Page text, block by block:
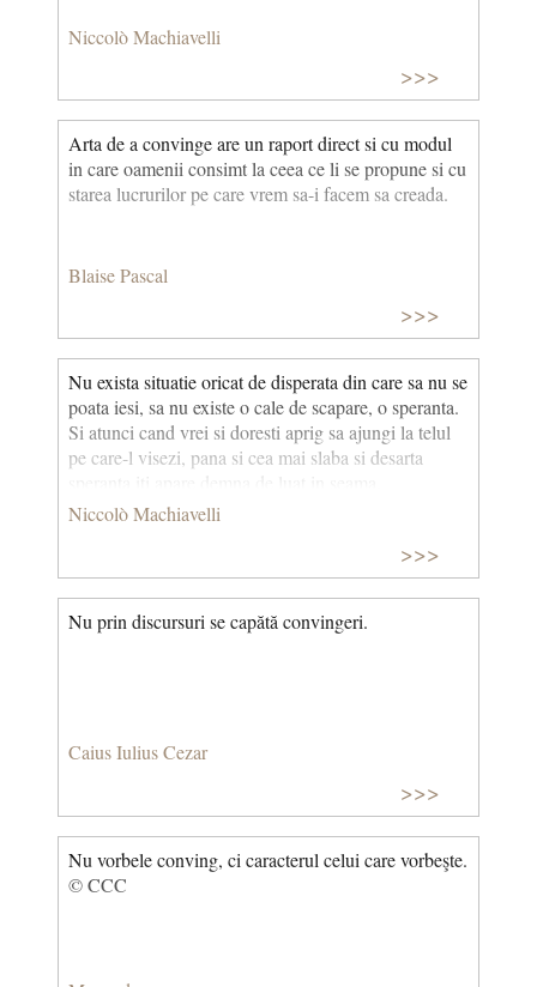
Niccolò Machiavelli
>>>
Arta de a convinge are un raport direct si cu modul
in care oamenii consimt la ceea ce li se propune si cu
starea lucrurilor pe care vrem sa-i facem sa creada.
Blaise Pascal
>>>
Nu exista situatie oricat de disperata din care sa nu se
poata iesi, sa nu existe o cale de scapare, o speranta.
Si atunci cand vrei si doresti aprig sa ajungi la telul
pe care-l visezi, pana si cea mai slaba si desarta
Niccolò Machiavelli
>>>
Nu prin discursuri se capătă convingeri.
Caius Iulius Cezar
>>>
Nu vorbele conving, ci caracterul celui care vorbeşte.
© CCC